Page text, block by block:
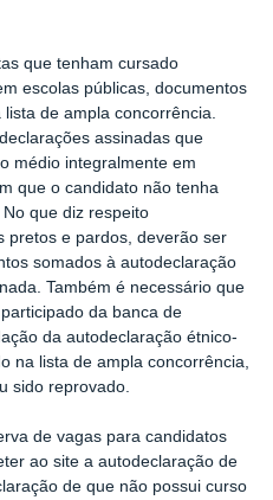
que tenham cursado
escolas públicas, documentos
lista de ampla concorrência.
declarações assinadas que
médio integralmente em
m que o candidato não tenha
No que diz respeito
pretos e pardos, deverão ser
somados à autodeclaração
. Também é necessário que
da banca de
da autodeclaração étnico-
na lista de ampla concorrência,
sido reprovado.
de vagas para candidatos
ter ao site a autodeclaração de
de que não possui curso